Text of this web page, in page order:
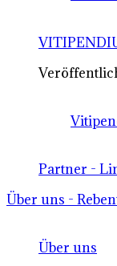
Partner -
Über uns -
Über uns